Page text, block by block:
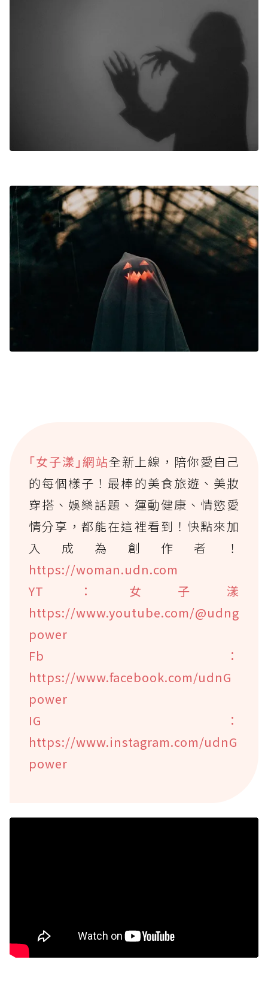
｢女子漾｣網站全新上線，陪你愛自己
的每個樣子！最棒的美食旅遊、美妝
穿搭、娛樂話題、運動健康、情慾愛
情分享，都能在這裡看到！快點來加
入成為創作者！
https://woman.udn.com
YT：女子漾
https://www.youtube.com/@udng
power
Fb：
https://www.facebook.com/udnG
power
IG：
https://www.instagram.com/udnG
power